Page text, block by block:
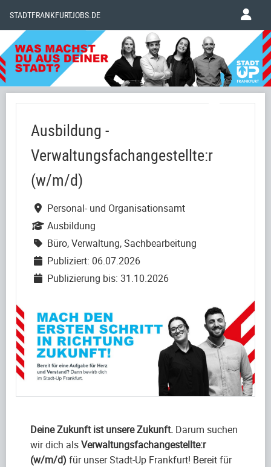
STADTFRANKFURTJOBS.DE
Ausbildung -
Verwaltungsfachangestellte:r
(w/m/d)
Personal- und Organisationsamt
Ausbildung
Büro, Verwaltung, Sachbearbeitung
Publiziert: 06.07.2026
Publizierung bis: 31.10.2026
Deine Zukunft ist unsere Zukunft. Darum suchen
wir dich alsVerwaltungsfachangestellte:r
(w/m/d) für unser Stadt-Up Frankfurt! Bereit für